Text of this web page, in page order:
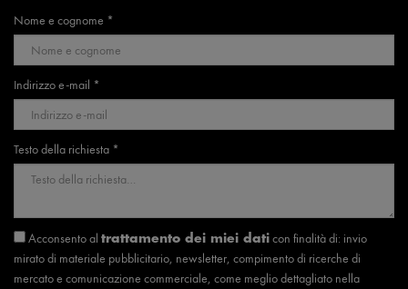
Nome e cognome *
Indirizzo e-mail *
Testo della richiesta *
Acconsento al trattamento dei miei dati con finalità di: invio
mirato di materiale pubblicitario, newsletter, compimento di ricerche di
mercato e comunicazione commerciale, come meglio dettagliato nella